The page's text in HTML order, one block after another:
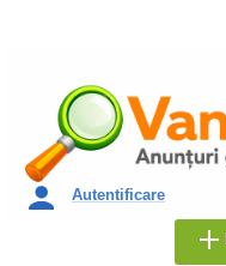
Autentificare